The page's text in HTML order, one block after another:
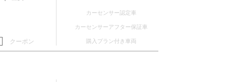
クーポン
カーセンサー認定車
カーセンサーアフター保証車
購入プラン付き車両